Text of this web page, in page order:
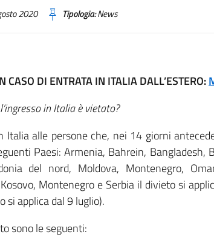
2020 Tipologia:News
DI ENTRATA IN ITALIA DALL’ESTERO:
in Italia è vietato?
Italia alle persone che, nei 14 giorni
Paesi: Armenia, Bahrein, Bangladesh,
del nord, Moldova, Montenegro,
Montenegro e Serbia il divieto si
si applica dal 9 luglio).
sono le seguenti: